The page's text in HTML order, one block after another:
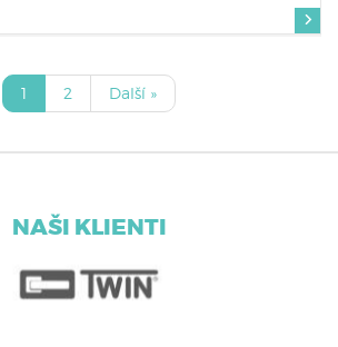
1 2 Další »
NAŠI KLIENTI